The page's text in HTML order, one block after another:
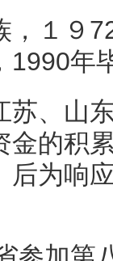
，１９
1990年
苏、山
金的积
后为响